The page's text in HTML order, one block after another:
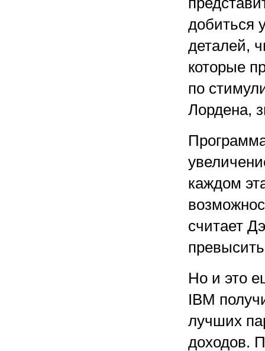
добиться
деталей,
которые
по
Лордена,
каждом
считает
Но и это
IBM
лучших
доходов.